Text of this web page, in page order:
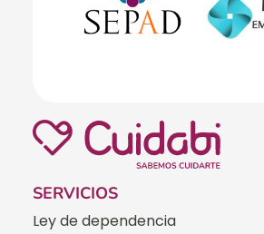
SERVICIOS
Ley de dependencia